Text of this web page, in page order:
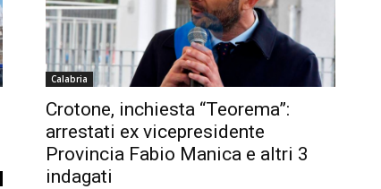
Calabria
Crotone, inchiesta “Teorema”:
arrestati ex vicepresidente
Provincia Fabio Manica e altri 3
indagati